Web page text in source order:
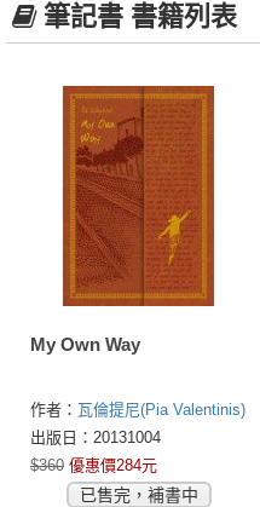
筆記書 書籍列表
My Own Way
作者： 瓦倫提尼(Pia Valentinis)
出版日：20131004
$360 優惠價284元
已售完，補書中